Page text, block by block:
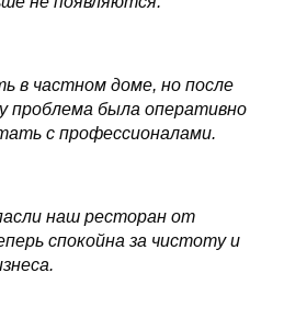
в частном доме, но после
проблема была оперативно
с профессионалами.
наш ресторан от
спокойна за чистоту и